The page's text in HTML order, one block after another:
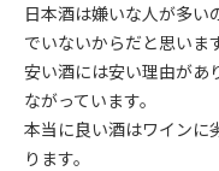
日本酒は嫌いな人が多い
でいないからだと思いま
安い酒には安い理由があ
ながっています。
本当に良い酒はワインに
ります。